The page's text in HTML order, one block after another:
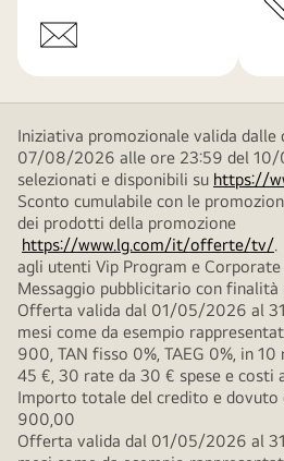
Iniziativa promozionale valida dalle
07/08/2026 alle ore 23:59 del
selezionati e disponibili su https://
Sconto cumulabile con le
dei prodotti della promozione
https://www.lg.com/it/offerte/tv/.
agli utenti Vip Program e
Messaggio pubblicitario con
Offerta valida dal 01/05/2026 al
mesi come da esempio
900, TAN fisso 0%, TAEG 0%, in
45 €, 30 rate da 30 € spese e costi
Importo totale del credito e dovuto
900,00
Offerta valida dal 01/05/2026 al